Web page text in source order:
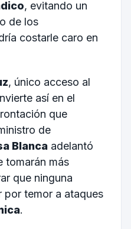
, evitando un
de los
costarle caro en
, único acceso al
así en el
que
de
Blancaadelantó
tomarán más
que ninguna
por temor a ataques
.